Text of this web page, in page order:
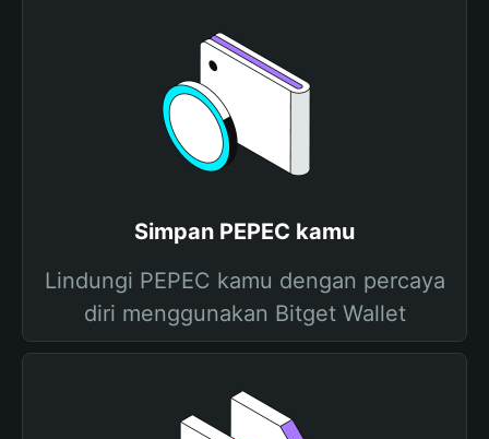
Simpan PEPEC kamu
Lindungi PEPEC kamu dengan percaya
diri menggunakan Bitget Wallet